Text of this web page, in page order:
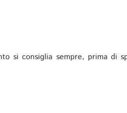
si consiglia sempre, prima di